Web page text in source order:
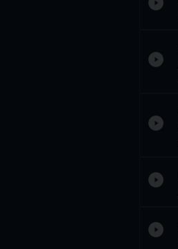
play_circle_filled
play_circle_filled
play_circle_filled
play_circle_filled